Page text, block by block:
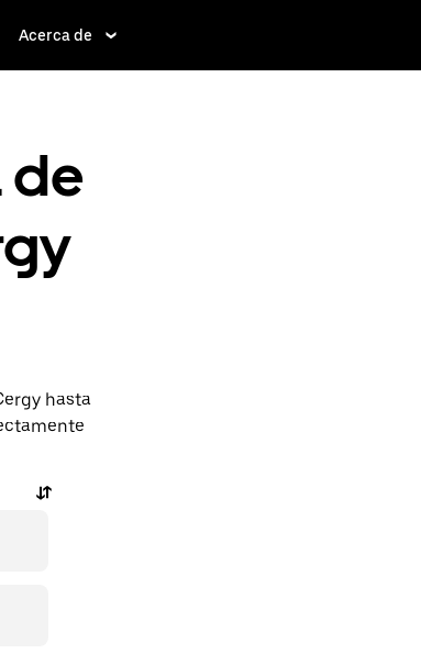
Acerca de
de
hasta